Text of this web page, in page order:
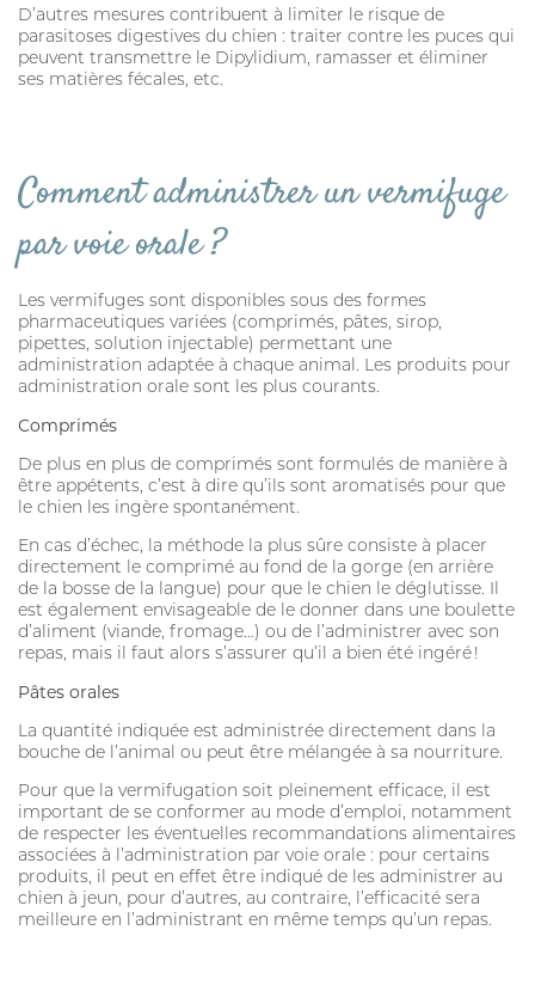
D’autres mesures contribuent à limiter le risque de
parasitoses digestives du chien : traiter contre les puces qui
peuvent transmettre le Dipylidium, ramasser et éliminer
ses matières fécales, etc.
Comment administrer un vermifuge
par voie orale ?
Les vermifuges sont disponibles sous des formes
pharmaceutiques variées (comprimés, pâtes, sirop,
pipettes, solution injectable) permettant une
administration adaptée à chaque animal. Les produits pour
administration orale sont les plus courants.
Comprimés
De plus en plus de comprimés sont formulés de manière à
être appétents, c’est à dire qu’ils sont aromatisés pour que
le chien les ingère spontanément.
En cas d’échec, la méthode la plus sûre consiste à placer
directement le comprimé au fond de la gorge (en arrière
de la bosse de la langue) pour que le chien le déglutisse. Il
est également envisageable de le donner dans une boulette
d’aliment (viande, fromage…) ou de l’administrer avec son
repas, mais il faut alors s’assurer qu’il a bien été ingéré !
Pâtes orales
La quantité indiquée est administrée directement dans la
bouche de l’animal ou peut être mélangée à sa nourriture.
Pour que la vermifugation soit pleinement efficace, il est
important de se conformer au mode d’emploi, notamment
de respecter les éventuelles recommandations alimentaires
associées à l’administration par voie orale : pour certains
produits, il peut en effet être indiqué de les administrer au
chien à jeun, pour d’autres, au contraire, l’efficacité sera
meilleure en l’administrant en même temps qu’un repas.